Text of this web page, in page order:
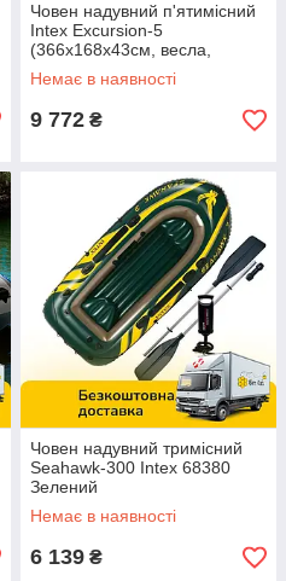
Човен надувний п'ятимісний
Intex Excursion-5
(366х168х43см, весла,
насос) 68325 Сіра
Немає в наявності
9 772 ₴
Човен надувний тримісний
Seahawk-300 Intex 68380
Зелений
Немає в наявності
6 139 ₴